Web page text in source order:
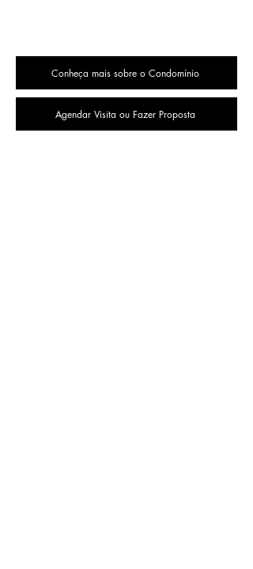
Conheça mais sobre o Condomínio
Agendar Visita ou Fazer Proposta